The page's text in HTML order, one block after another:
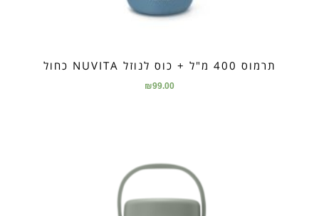
תרמוס 400 מ"ל + כוס לנוזל NUVITA כחול
₪99.00